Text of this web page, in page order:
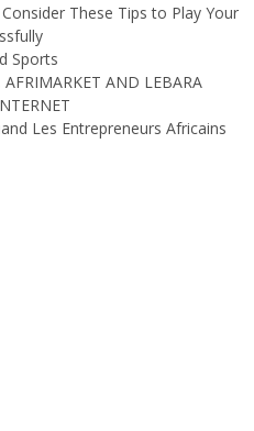
These Tips to Play Your
Sports
AND LEBARA
Les Entrepreneurs Africains